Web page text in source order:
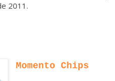
2011.
Momento Chips